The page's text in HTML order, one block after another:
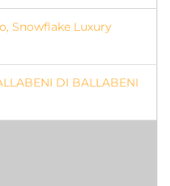
Snowflake Luxury
DI BALLABENI